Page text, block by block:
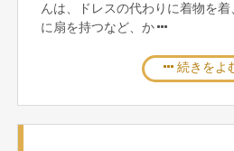
んは、ドレスの代わりに着物を
に扇を持つなど、か
続きをよ